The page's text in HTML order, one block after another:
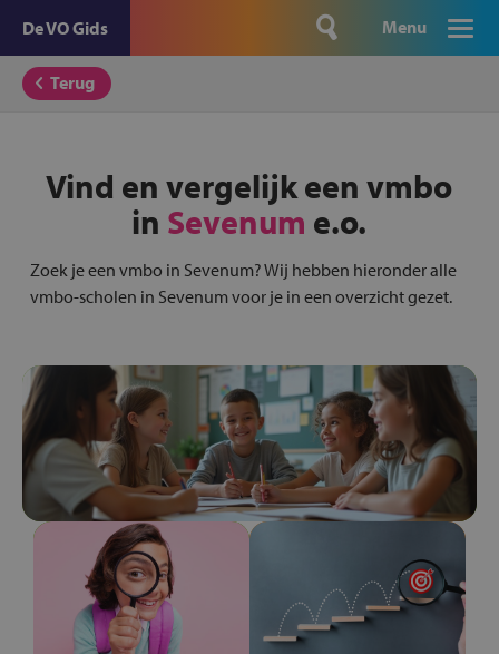
De VO Gids Menu
Terug
Vind en vergelijk een vmbo
in Sevenum e.o.
Zoek je een vmbo in Sevenum? Wij hebben hieronder alle
vmbo-scholen in Sevenum voor je in een overzicht gezet.